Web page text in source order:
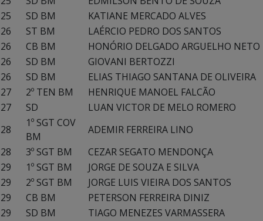
25
SD BM
KATIANE MERCADO ALVES
26
ST BM
LAÉRCIO PEDRO DOS SANTOS
26
CB BM
HONÓRIO DELGADO ARGUELHO NETO
26
SD BM
GIOVANI BERTOZZI
26
SD BM
ELIAS THIAGO SANTANA DE OLIVEIRA
27
2º TEN BM
HENRIQUE MANOEL FALCÃO
27
SD
LUAN VICTOR DE MELO ROMERO
28
1º SGT COV
BM
ADEMIR FERREIRA LINO
28
3º SGT BM
CEZAR SEGATO MENDONÇA
29
1º SGT BM
JORGE DE SOUZA E SILVA
29
2º SGT BM
JORGE LUIS VIEIRA DOS SANTOS
29
CB BM
PETERSON FERREIRA DINIZ
29
SD BM
TIAGO MENEZES VARMASSERA